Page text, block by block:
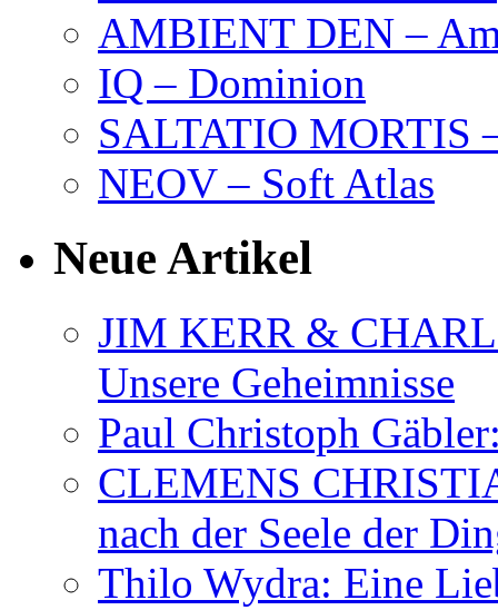
AMBIENT DEN –
IQ – Dominion
SALTATIO MORTIS
NEOV – Soft Atlas
Neue Artikel
JIM KERR &
Unsere Geheimnisse
Paul Christoph
CLEMENS
nach der Seele der
Thilo Wydra: Eine